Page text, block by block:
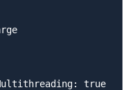
true